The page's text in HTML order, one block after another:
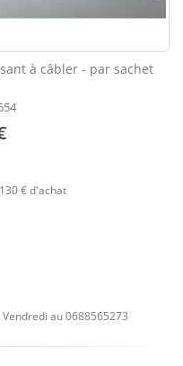
à câbler - par sachet
€ d'achat
au 0688565273